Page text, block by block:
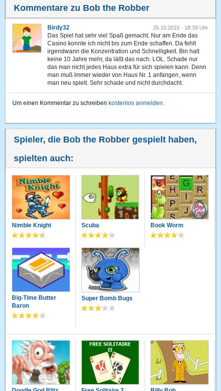
Kommentare zu Bob the Robber
Birdy32 26.10.2015 · 18:39 Uhr
Das Spiel hat sehr viel Spaß gemacht. Nur am Ende das
Casino konnte ich nicht bis zum Ende schaffen. Da fehlt
irgendwann die Konzentration und Schnelligkeit. Bin halt
keine 10 Jahre mehr, da läßt das nach. LOL. Schade nur
das man nicht jedes Haus extra für sich spielen kann. Denn
man muß ímmer wieder von Haus Nr. 1 anfangen, wenn
man neu spielt. Sehr schade und nicht durchdacht.
Um einen Kommentar zu schreiben kostenlos anmelden.
Spieler, die Bob the Robber gespielt haben,
spielten auch:
Nimble Knight Scuba Book Worm
Big-Time Butter
Baron
Super Bomb Bugs